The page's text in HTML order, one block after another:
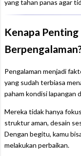
yang tahan panas agar
Kenapa Penting
Pengalaman menjadi
yang sudah terbiasa
paham kondisi
Mereka tidak hanya
struktur aman, desain
Dengan begitu, kamu
melakukan perbaikan.